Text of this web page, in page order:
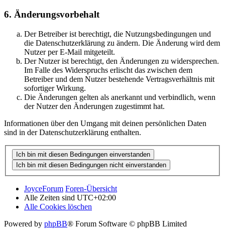
6. Änderungsvorbehalt
Der Betreiber ist berechtigt, die Nutzungsbedingungen und
die Datenschutzerklärung zu ändern. Die Änderung wird dem
Nutzer per E-Mail mitgeteilt.
Der Nutzer ist berechtigt, den Änderungen zu widersprechen.
Im Falle des Widerspruchs erlischt das zwischen dem
Betreiber und dem Nutzer bestehende Vertragsverhältnis mit
sofortiger Wirkung.
Die Änderungen gelten als anerkannt und verbindlich, wenn
der Nutzer den Änderungen zugestimmt hat.
Informationen über den Umgang mit deinen persönlichen Daten
sind in der Datenschutzerklärung enthalten.
JoyceForum Foren-Übersicht
Alle Zeiten sind UTC+02:00
Alle Cookies löschen
Powered by phpBB® Forum Software © phpBB Limited